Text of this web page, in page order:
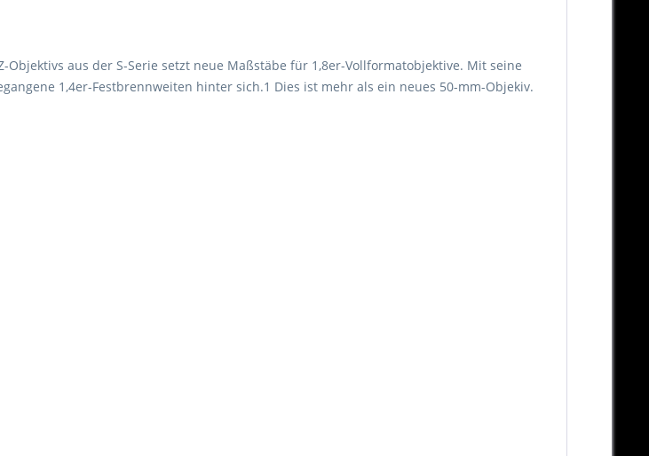
aus der S-Serie setzt neue Maßstäbe für 1,8er-Vollformatobjektive. Mit seine
1,4er-Festbrennweiten hinter sich.1 Dies ist mehr als ein neues 50-mm-Objekiv.